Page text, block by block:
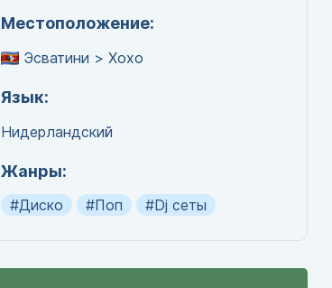
Местоположение:
Эсватини > Хохо
Язык:
Нидерландский
Жанры:
#Диско #Поп #Dj сеты